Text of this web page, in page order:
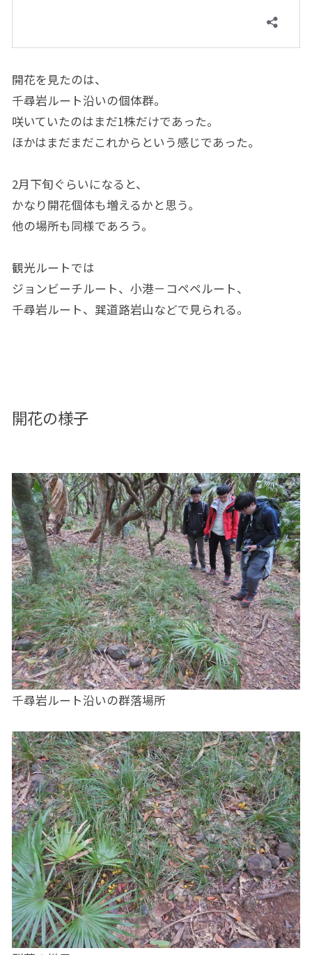
開花を見たのは、
千尋岩ルート沿いの個体群。
咲いていたのはまだ1株だけであった。
ほかはまだまだこれからという感じであった。
2月下旬ぐらいになると、
かなり開花個体も増えるかと思う。
他の場所も同様であろう。
観光ルートでは
ジョンビーチルート、小港－コペペルート、
千尋岩ルート、巽道路岩山などで見られる。
開花の様子
千尋岩ルート沿いの群落場所